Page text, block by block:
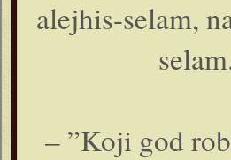
alejhis-selam,
– ”Koji god